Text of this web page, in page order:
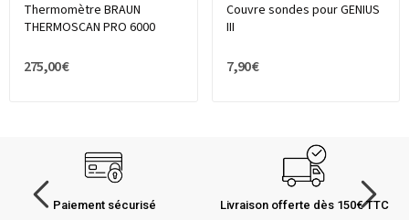
Thermomètre BRAUN
THERMOSCAN PRO 6000
275,00 €
Couvre sondes pour GENIUS
III
7,90 €
Paiement sécurisé Livraison offerte dès 150€ TTC